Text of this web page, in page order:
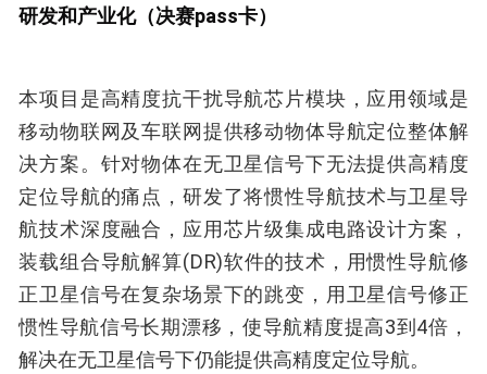
研发和产业化（决赛pass卡）
本项目是高精度抗干扰导航芯片模块，应用领域是
移动物联网及车联网提供移动物体导航定位整体解
决方案。针对物体在无卫星信号下无法提供高精度
定位导航的痛点，研发了将惯性导航技术与卫星导
航技术深度融合，应用芯片级集成电路设计方案，
装载组合导航解算(DR)软件的技术，用惯性导航修
正卫星信号在复杂场景下的跳变，用卫星信号修正
惯性导航信号长期漂移，使导航精度提高3到4倍，
解决在无卫星信号下仍能提供高精度定位导航。